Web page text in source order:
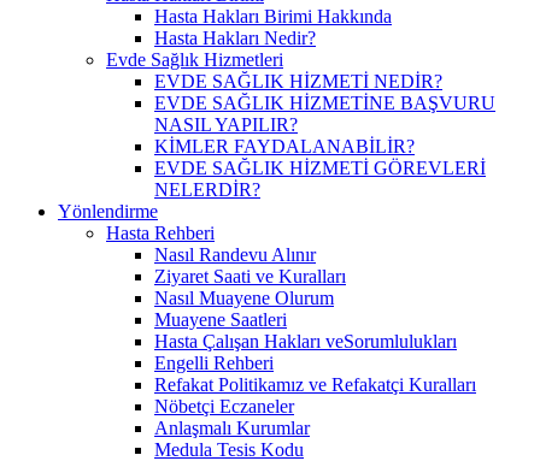
Hasta Hakları Birimi Hakkında
Hasta Hakları Nedir?
Evde Sağlık Hizmetleri
EVDE SAĞLIK HİZMETİ NEDİR?
EVDE SAĞLIK HİZMETİNE BAŞVURU
NASIL YAPILIR?
KİMLER FAYDALANABİLİR?
EVDE SAĞLIK HİZMETİ GÖREVLERİ
NELERDİR?
Yönlendirme
Hasta Rehberi
Nasıl Randevu Alınır
Ziyaret Saati ve Kuralları
Nasıl Muayene Olurum
Muayene Saatleri
Hasta Çalışan Hakları veSorumlulukları
Engelli Rehberi
Refakat Politikamız ve Refakatçi Kuralları
Nöbetçi Eczaneler
Anlaşmalı Kurumlar
Medula Tesis Kodu